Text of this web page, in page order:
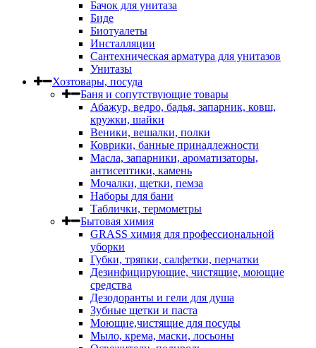
Бачок для унитаза
Биде
Биотуалеты
Инсталляции
Сантехническая арматура для унитазов
Унитазы
Хозтовары, посуда
Баня и сопутствующие товары
Абажур, ведро, бадья, запарник, ковш,
кружки, шайки
Веники, вешалки, полки
Коврики, банные принадлежности
Масла, запарники, ароматизаторы,
антисептики, камень
Мочалки, щетки, пемза
Наборы для бани
Таблички, термометры
Бытовая химия
GRASS химия для профессиональной
уборки
Губки, тряпки, салфетки, перчатки
Дезинфицирующие, чистящие, моющие
средства
Дезодоранты и гели для душа
Зубные щетки и паста
Моющие,чистящие для посуды
Мыло, крема, маски, лосьоны